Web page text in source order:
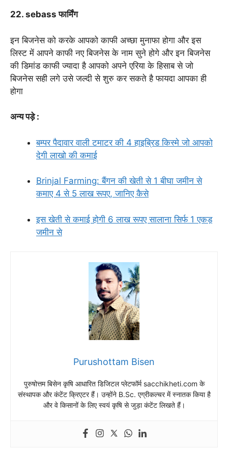
22. sebass फार्मिंग
इन बिजनेस को करके आपको काफी अच्छा मुनाफा होगा और इस
लिस्ट में आपने काफी नए बिजनेस के नाम सुने होगे और इन बिजनेस
की डिमांड काफी ज्यादा है आपको अपने एरिया के हिसाब से जो
बिजनेस सही लगे उसे जल्दी से शुरु कर सकते है फायदा आपका ही
होगा
अन्य पड़े :
बम्पर पैदावार वाली टमाटर की 4 हाइब्रिड किस्मे जो आपको
देगी लाखो की कमाई
Brinjal Farming: बैंगन की खेती से 1 बीघा जमीन से
कमाए 4 से 5 लाख रूपए, जानिए कैसे
इस खेती से कमाई होगी 6 लाख रूपए सालाना सिर्फ 1 एकड़
जमीन से
Purushottam Bisen
पुरुषोत्तम बिसेन कृषि आधारित डिजिटल प्लेटफॉर्म sacchikheti.com के
संस्थापक और कंटेंट क्रिएटर हैं। उन्होंने B.Sc. एग्रीकल्चर में स्नातक किया है
और वे किसानों के लिए स्वयं कृषि से जुड़ा कंटेंट लिखते हैं।